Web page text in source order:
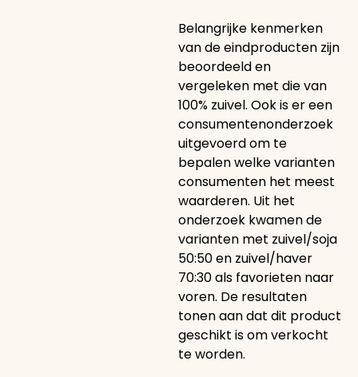
Belangrijke kenmerken
van de eindproducten zijn
beoordeeld en
vergeleken met die van
100% zuivel. Ook is er een
consumentenonderzoek
uitgevoerd om te
bepalen welke varianten
consumenten het meest
waarderen. Uit het
onderzoek kwamen de
varianten met zuivel/soja
50:50 en zuivel/haver
70:30 als favorieten naar
voren. De resultaten
tonen aan dat dit product
geschikt is om verkocht
te worden.